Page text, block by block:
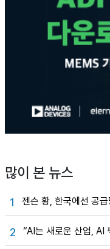
많이 본 뉴스
1 젠슨 황, 한국에선 공
2 “AI는 새로운 산업, AI